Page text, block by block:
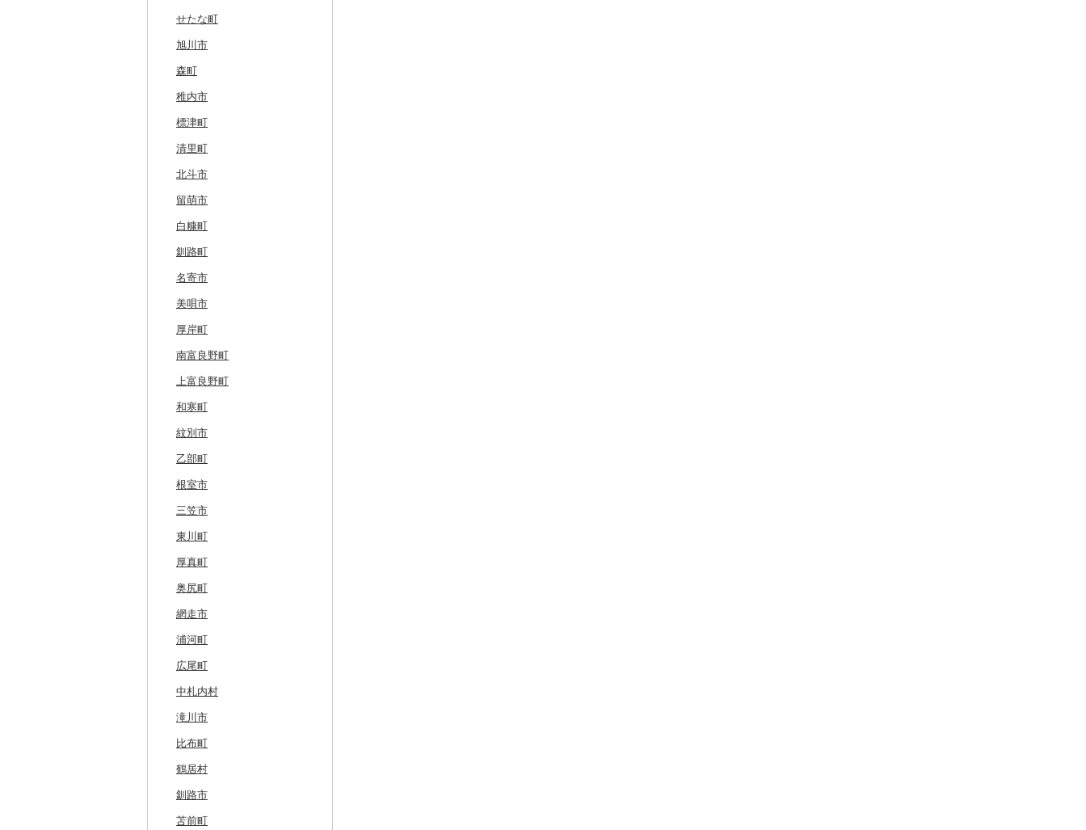
せたな町
旭川市
森町
稚内市
標津町
清里町
北斗市
留萌市
白糠町
釧路町
名寄市
美唄市
厚岸町
南富良野町
上富良野町
和寒町
紋別市
乙部町
根室市
三笠市
東川町
厚真町
奥尻町
網走市
浦河町
広尾町
中札内村
滝川市
比布町
鶴居村
釧路市
苫前町